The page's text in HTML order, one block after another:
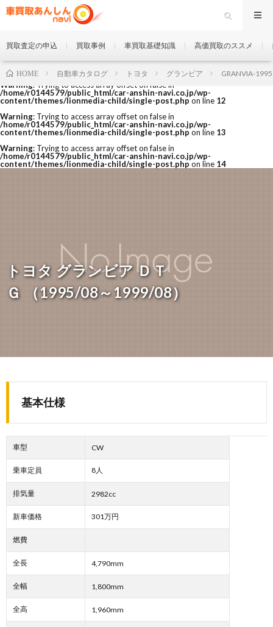
Warning: Trying to access array offset on false in
/home/r0144579/public_html/car-anshin-navi.co.jp/wp-
content/themes/lionmedia-child/single-post.php on line 12
Warning: Trying to access array offset on false in
/home/r0144579/public_html/car-anshin-navi.co.jp/wp-
content/themes/lionmedia-child/single-post.php on line 13
Warning: Trying to access array offset on false in
/home/r0144579/public_html/car-anshin-navi.co.jp/wp-
content/themes/lionmedia-child/single-post.php on line 14
買取査定の申込 買取事例 車買取基礎知識 高価買取のススメ
トヨタ グランビア ＤＴ
Ｇ （1995/08～1999/08）
HOME 自動車カタログ トヨタ グランビア GRANVIA-
基本仕様
車型 CW
乗車定員 8人
排気量 2982cc
新車価格 301万円
燃費
全長 4,790mm
全幅 1,800mm
全高 1,960mm